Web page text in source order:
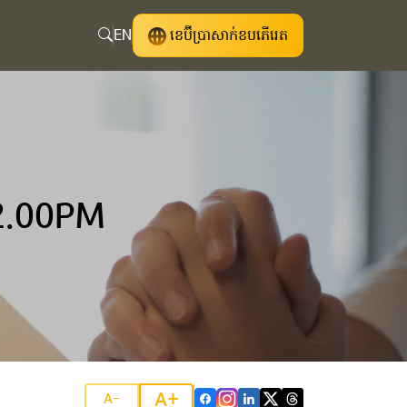
EN ខេប៊ីប្រាសាក់ខបភើរេត
A- A+